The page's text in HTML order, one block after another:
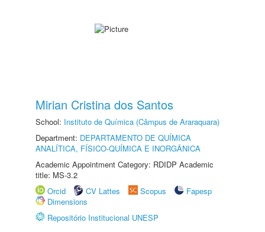
Mirian Cristina dos Santos
School: Instituto de Química (Câmpus de Araraquara)
Department: DEPARTAMENTO DE QUÍMICA
ANALÍTICA, FÍSICO-QUÍMICA E INORGÂNICA
Academic Appointment Category: RDIDP Academic
title: MS-3.2
Orcid
CV Lattes Scopus
Fapesp
Dimensions
Repositório Institucional UNESP